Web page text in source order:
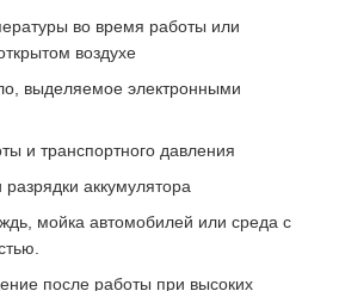
во время работы или
воздухе
выделяемое электронными
и транспортного давления
аккумулятора
мойка автомобилей или среда с
после работы при высоких